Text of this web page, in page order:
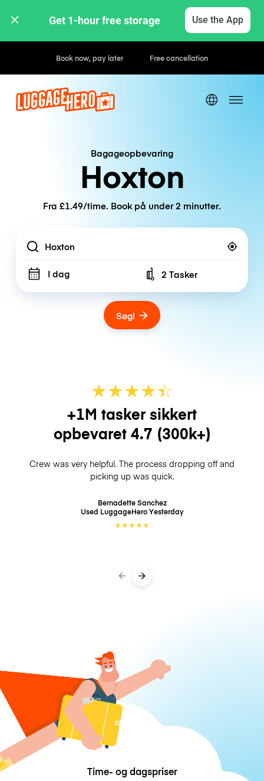
Get 1-hour free storage Use the App
Hourly / Daily Rates
Bagageopbevaring
Hoxton
Fra £1.49/time. Book på under 2 minutter.
Location
I dag Number of bags
2 Tasker
Søg!
★★★★☆
★
+1M tasker sikkert
opbevaret 4.7 (300k+)
Crew was very helpful. The process dropping off and
picking up was quick.
Bernadette Sanchez
Used LuggageHeroYesterday
★★★★★
Time- og dagspriser